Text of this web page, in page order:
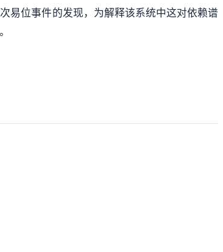
易位事件的发现，为解释该系统中这对依赖谱